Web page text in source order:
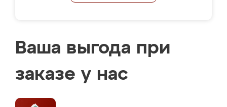
Ваша выгода при
заказе у нас